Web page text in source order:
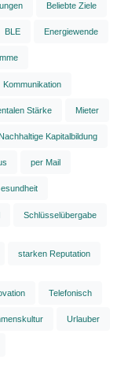
Beliebte Ziele
BLE Energiewende
Kommunikation
Stärke Mieter
Nachhaltige Kapitalbildung
per Mail
Schlüsselübergabe
starken Reputation
Telefonisch
Urlauber